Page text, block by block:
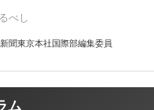
べし
聞東京本社国際部編集委員
ム